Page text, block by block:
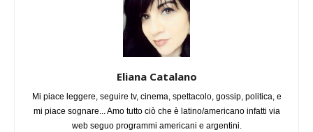
Eliana Catalano
Mi piace leggere, seguire tv, cinema, spettacolo, gossip, politica, e
mi piace sognare... Amo tutto ciò che è latino/americano infatti via
web seguo programmi americani e argentini.